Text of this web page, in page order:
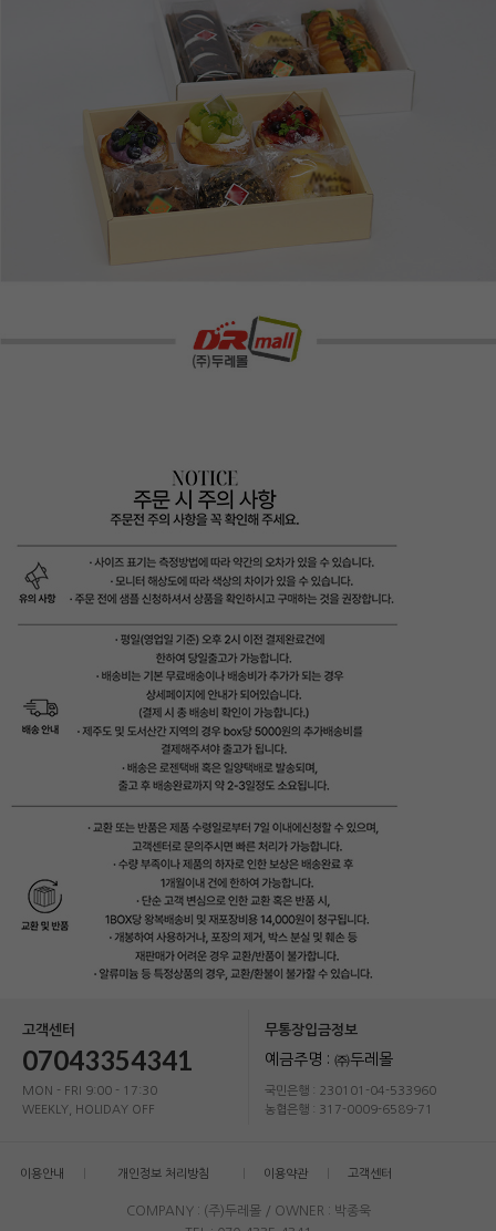
고객센터
07043354341
MON - FRI 9:00 - 17:30
WEEKLY, HOLIDAY OFF
무통장입금정보
예금주명 : ㈜두레몰
국민은행 : 230101-04-533960
농협은행 : 317-0009-6589-71
이용안내 개인정보 처리방침 이용약관 고객센터
COMPANY : (주)두레몰 / OWNER : 박종욱